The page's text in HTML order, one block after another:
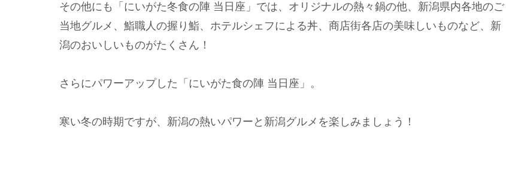
その他にも「にいがた冬食の陣 当日座」では、オリジナルの熱々鍋の他、新潟県内各地のご
当地グルメ、鮨職人の握り鮨、ホテルシェフによる丼、商店街各店の美味しいものなど、新
潟のおいしいものがたくさん！
さらにパワーアップした「にいがた食の陣 当日座」。
寒い冬の時期ですが、新潟の熱いパワーと新潟グルメを楽しみましょう！